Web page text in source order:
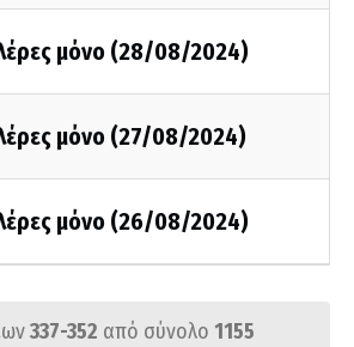
μόνο (28/08/2024)
μόνο (27/08/2024)
μόνο (26/08/2024)
337-352 από σύνολο 1155